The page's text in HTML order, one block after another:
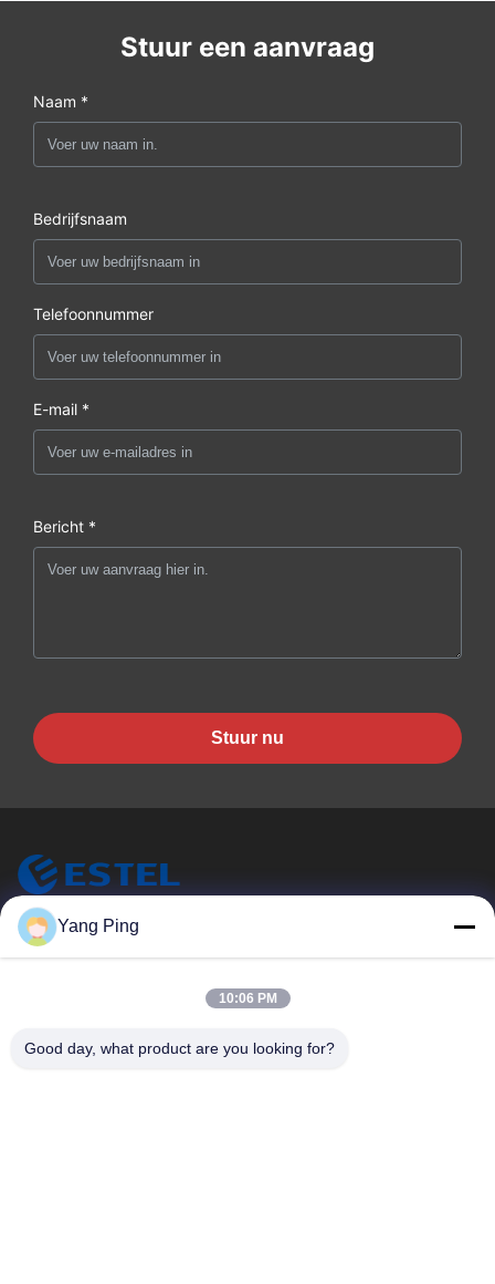
Stuur een aanvraag
Naam *
Bedrijfsnaam
Telefoonnummer
E-mail *
Bericht *
Stuur nu
ESTEL (GUANGDONG) TECHNOLOGY CO., LTD.
Thuis
Nieuw
Yang Ping
10:06 PM
Good day, what product are you looking for?